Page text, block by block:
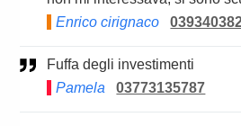
Enrico cirignaco
Fuffa degli investimenti
Pamela
03773135787